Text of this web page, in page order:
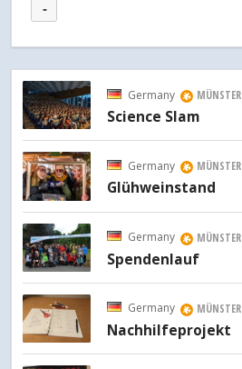
-
Germany MÜNSTER
Science Slam
Germany MÜNSTER
Glühweinstand
Germany MÜNSTER
Spendenlauf
Germany MÜNSTER
Nachhilfeprojekt